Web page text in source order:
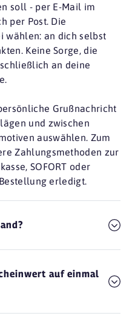
soll - per E-Mail im
per Post. Die
wählen: an dich selbst
Keine Sorge, die
an deine
Grußnachricht
und zwischen
auswählen. Zum
Zahlungsmethoden zur
SOFORT oder
erledigt.
auf einmal